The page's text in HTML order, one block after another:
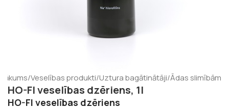
Sākums/Veselības produkti/Uztura bagātinātāji/Ādas slimībām
HO-FI veselības dzēriens, 1l
HO-FI veselības dzēriens